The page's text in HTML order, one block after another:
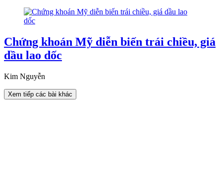
Chứng khoán Mỹ diễn biến trái chiều, giá
dầu lao dốc
Kim Nguyễn
Xem tiếp các bài khác